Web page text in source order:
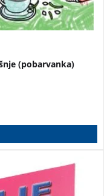
(pobarvanka)
otroke, ki se učijo
delo.